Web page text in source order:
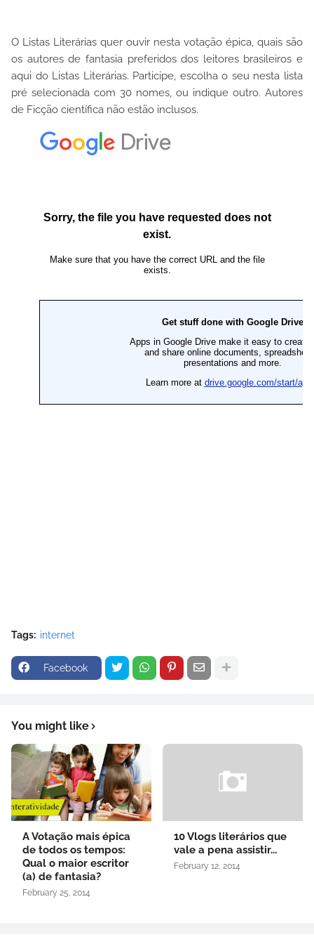
O Listas Literárias quer ouvir nesta votação épica, quais são
os autores de fantasia preferidos dos leitores brasileiros e
aqui do Listas Literárias. Participe, escolha o seu nesta lista
pré selecionada com 30 nomes, ou indique outro. Autores
de Ficção científica não estão inclusos.
Tags: internet
Facebook
You might like
A Votação mais épica
de todos os tempos:
Qual o maior escritor
(a) de fantasia?
February 25, 2014
10 Vlogs literários que
vale a pena assistir...
February 12, 2014